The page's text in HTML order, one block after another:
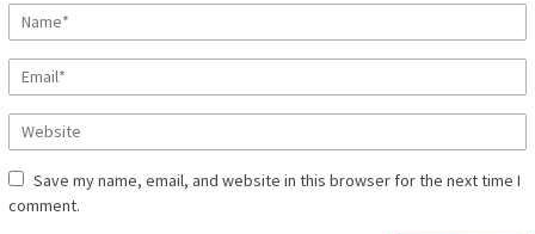
Save my name, email, and website in this browser for the next time I
comment.